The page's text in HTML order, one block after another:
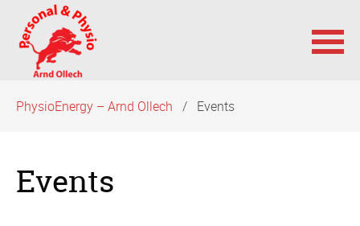
überspringen
PhysioEnergy – Arnd Ollech Events
Events